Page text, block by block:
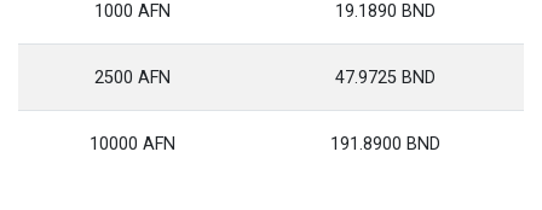
1000 AFN 19.1890 BND
2500 AFN 47.9725 BND
10000 AFN 191.8900 BND